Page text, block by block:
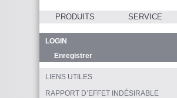
PRODUITS SERVICE
LOGIN
Enregistrer
LIENS UTILES
RAPPORT D’EFFET INDÉSIRABLE